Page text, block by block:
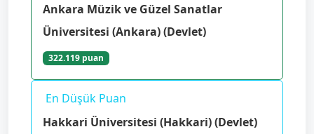
Ankara Müzik ve Güzel Sanatlar
Üniversitesi (Ankara) (Devlet)
322.119 puan
En Düşük Puan
Hakkari Üniversitesi (Hakkari) (Devlet)